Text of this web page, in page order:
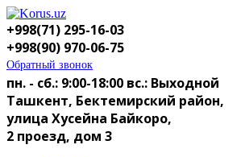
+998(71) 295-16-03
+998(90) 970-06-75
Обратный звонок
пн. - сб.: 9:00-18:00 вс.: Выходной
Ташкент, Бектемирский район,
улица Хусейна Байкоро,
2 проезд, дом 3